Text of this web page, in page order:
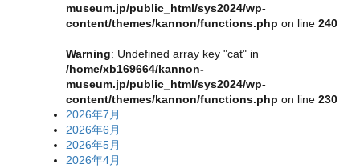
museum.jp/public_html/sys2024/wp-
content/themes/kannon/functions.php on line 240
Warning: Undefined array key "cat" in
/home/xb169664/kannon-
museum.jp/public_html/sys2024/wp-
content/themes/kannon/functions.php on line 230
2026年7月
2026年6月
2026年5月
2026年4月